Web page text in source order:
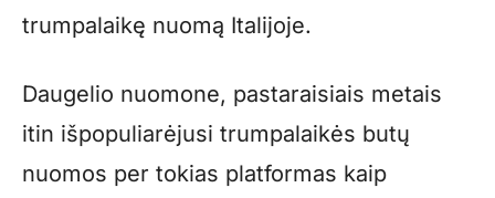
trumpalaikę nuomą Italijoje.
Daugelio nuomone, pastaraisiais metais
itin išpopuliarėjusi trumpalaikės butų
nuomos per tokias platformas kaip